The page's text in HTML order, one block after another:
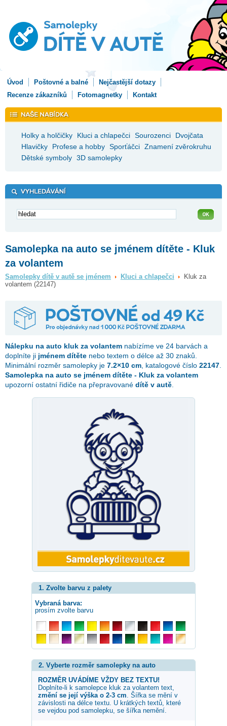
Úvod Poštovné a balné
Nejčastější dotazy
Recenze zákazníků
Fotomagnetky Kontakt
Holky a holčičky Kluci a chlapečci Sourozenci
Dvojčata
Hlavičky
Profese a hobby Sporťáčci Znamení zvěrokruhu
Dětské symboly 3D samolepky
Samolepka na auto se jménem dítěte - Kluk
za volantem
Samolepky dítě v autě se jménem Kluci a chlapečci
Kluk za
volantem (22147)
Nálepku na auto kluk za volantem nabízíme ve 24 barvách a
doplníte ji jménem dítěte nebo textem o délce až 30 znaků.
Minimální rozměr samolepky je 7.2×10 cm , katalogové číslo 22147
Samolepka na auto se jménem dítěte - Kluk za volantem
upozorní ostatní řidiče na přepravované dítě v autě
1. Zvolte barvu z palety
Vybraná barva:
prosím zvolte barvu
2. Vyberte rozměr samolepky na auto
ROZMĚR UVÁDÍME VŽDY BEZ TEXTU!
Doplníte-li k samolepce kluk za volantem text,
změní se její výška o 2-3 cm . Šířka se mění v
závislosti na délce textu. U krátkých textů, které
se vejdou pod samolepku, se šířka nemění.